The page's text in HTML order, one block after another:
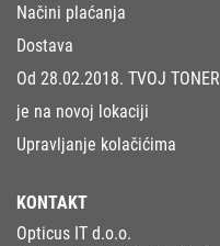
Načini plaćanja
Dostava
Od 28.02.2018. TVOJ TONER
je na novoj lokaciji
Upravljanje kolačićima
KONTAKT
Opticus IT d.o.o.